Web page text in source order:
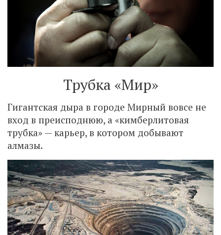
Трубка «Мир»
Гигантская дыра в городе Мирный вовсе не
вход в преисподнюю, а «кимберлитовая
трубка» — карьер, в котором добывают
алмазы.